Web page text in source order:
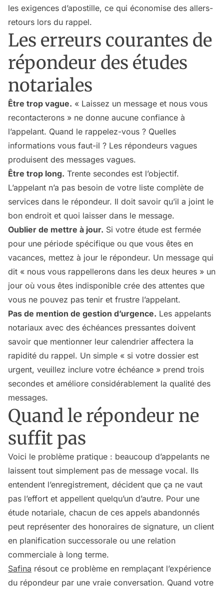
les exigences d’apostille, ce qui économise des allers-
retours lors du rappel.
Les erreurs courantes de
répondeur des études
notariales
Être trop vague. « Laissez un message et nous vous
recontacterons » ne donne aucune confiance à
l’appelant. Quand le rappelez-vous ? Quelles
informations vous faut-il ? Les répondeurs vagues
produisent des messages vagues.
Être trop long. Trente secondes est l’objectif.
L’appelant n’a pas besoin de votre liste complète de
services dans le répondeur. Il doit savoir qu’il a joint le
bon endroit et quoi laisser dans le message.
Oublier de mettre à jour. Si votre étude est fermée
pour une période spécifique ou que vous êtes en
vacances, mettez à jour le répondeur. Un message qui
dit « nous vous rappellerons dans les deux heures » un
jour où vous êtes indisponible crée des attentes que
vous ne pouvez pas tenir et frustre l’appelant.
Pas de mention de gestion d’urgence. Les appelants
notariaux avec des échéances pressantes doivent
savoir que mentionner leur calendrier affectera la
rapidité du rappel. Un simple « si votre dossier est
urgent, veuillez inclure votre échéance » prend trois
secondes et améliore considérablement la qualité des
messages.
Quand le répondeur ne
suffit pas
Voici le problème pratique : beaucoup d’appelants ne
laissent tout simplement pas de message vocal. Ils
entendent l’enregistrement, décident que ça ne vaut
pas l’effort et appellent quelqu’un d’autre. Pour une
étude notariale, chacun de ces appels abandonnés
peut représenter des honoraires de signature, un client
en planification successorale ou une relation
commerciale à long terme.
Safina résout ce problème en remplaçant l’expérience
du répondeur par une vraie conversation. Quand votre